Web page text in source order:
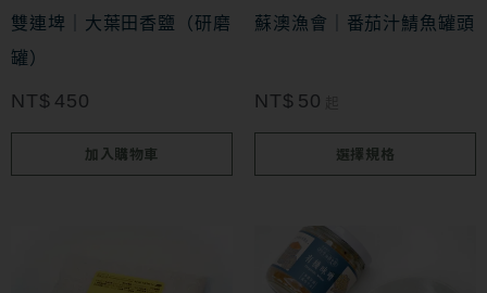
雙連埤｜大葉田香鹽（研磨
罐）
NT$ 450
加入購物車
蘇澳漁會｜番茄汁鯖魚罐頭
NT$ 50
選擇規格
款
可
面